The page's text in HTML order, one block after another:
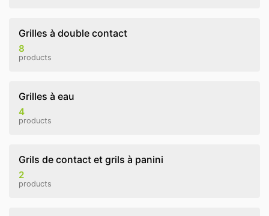
Grilles à double contact
8
products
Grilles à eau
4
products
Grils de contact et grils à panini
2
products